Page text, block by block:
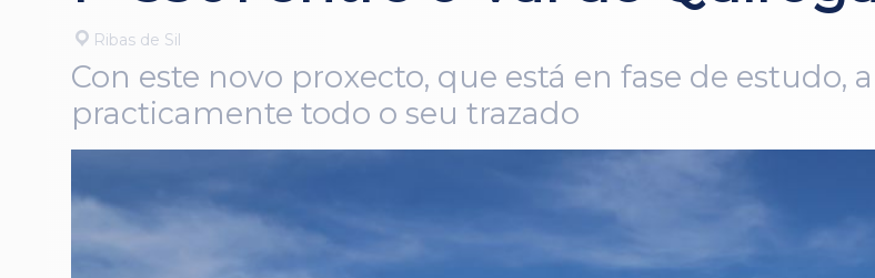
Ribas de Sil
Con este novo proxecto, que está en fase de estudo,
practicamente todo o seu trazado